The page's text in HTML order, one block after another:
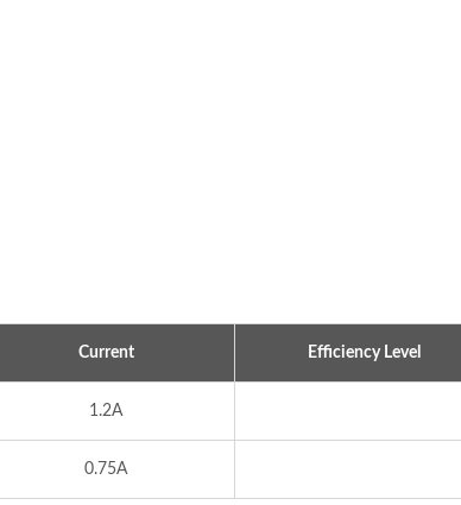
Current Efficiency Level
1.2A
0.75A